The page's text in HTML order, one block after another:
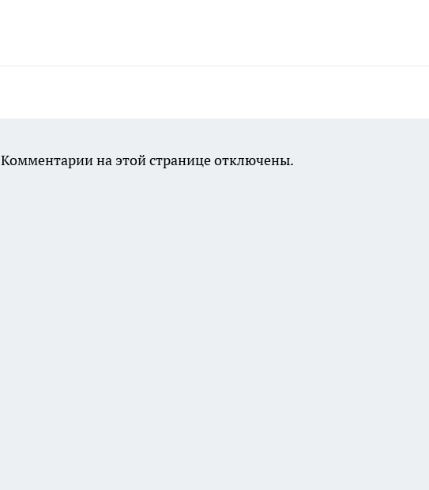
Комментарии на этой странице отключены.